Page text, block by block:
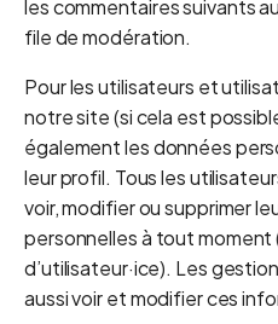
les commentaires suivants
file de modération.
Pour les utilisateurs et
notre site (si cela est
également les données
leur profil. Tous les
voir, modifier ou supprimer
personnelles à tout moment
d’utilisateur·ice). Les
aussi voir et modifier ces